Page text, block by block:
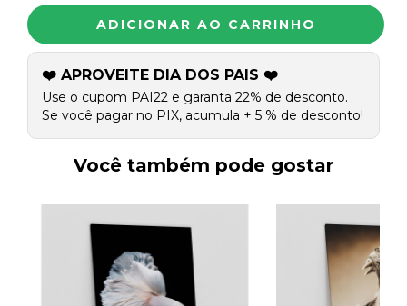
❤️ APROVEITE DIA DOS PAIS ❤️
Use o cupom PAI22 e garanta 22% de desconto.
Se você pagar no PIX, acumula + 5 % de desconto!
Você também pode gostar